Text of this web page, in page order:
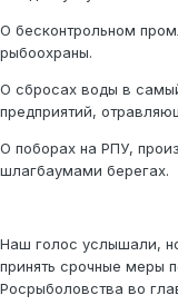
О бесконтрольном
рыбоохраны.
О сбросах воды в
предприятий,
О поборах на РПУ,
шлагбаумами берегах.
Наш голос услышали,
принять срочные меры
Росрыболовства во